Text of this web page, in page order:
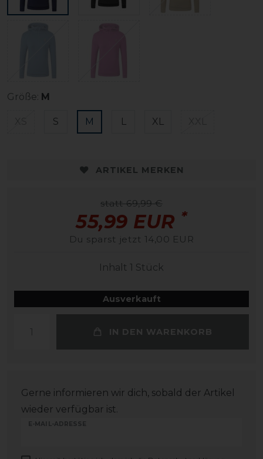
Größe: M
S M L XL
ARTIKEL MERKEN
statt 69,99 €
55,99 EUR *
Du sparst jetzt 14,00 EUR
Inhalt 1 Stück
Ausverkauft
IN DEN WARENKORB
Gerne informieren wir dich, sobald der Artikel
wieder verfügbar ist.
E-MAIL-ADRESSE